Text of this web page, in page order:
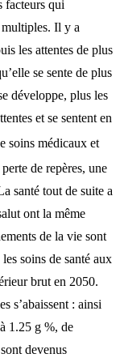
facteurs qui
Il y a
les attentes de plus
se sente de plus
développe, plus les
et se sentent en
soins médicaux et
de repères, une
santé tout de suite a
ont la même
de la vie sont
soins de santé aux
brut en 2050.
s’abaissent : ainsi
1.25 g %, de
devenus